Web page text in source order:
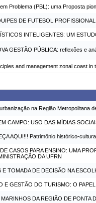
Problema (PBL): uma Proposta
DE FUTEBOL PROFISSIONAL
INTELIGENTES: UM
GESTÃO PÚBLICA: reflexões e
and management zonal coast in
na Região Metropolitana
CAMPO: USO DAS MÍDIAS
AQUI!!! Patrimônio histórico-
CASOS PARA ENSINO: UMA
DA UFRN
E TOMADA DE DECISÃO NA
E GESTÃO DO TURISMO: O
DA REGIÃO DE PONTA